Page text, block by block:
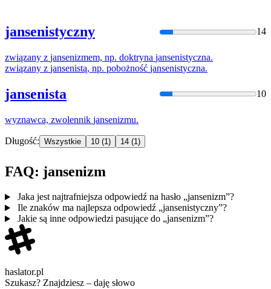
jansenistyczny 14
związany z jansenizmem, np. doktryna jansenistyczna.
związany z jansenistą, np. pobożność jansenistyczna.
jansenista 10
wyznawca, zwolennik jansenizmu.
Długość: Wszystkie 10 (1) 14 (1)
FAQ: jansenizm
Jaka jest najtrafniejsza odpowiedź na hasło „jansenizm”?
Ile znaków ma najlepsza odpowiedź „jansenistyczny”?
Jakie są inne odpowiedzi pasujące do „jansenizm”?
haslator.pl
Szukasz? Znajdziesz – daję słowo